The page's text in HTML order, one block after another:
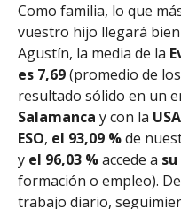
Como familia, lo que
vuestro hijo llegará
Agustín, la media de la
es 7,69(promedio de
resultado sólido en un
Salamanca y con la
ESO, el 93,09 %de
y el 96,03 %accede a
formación o empleo).
trabajo diario,